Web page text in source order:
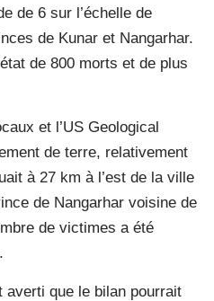
de 6 sur l’échelle de
de Kunar et Nangarhar.
de 800 morts et de plus
et l’US Geological
de terre, relativement
à 27 km à l’est de la ville
de Nangarhar voisine de
de victimes a été
averti que le bilan pourrait